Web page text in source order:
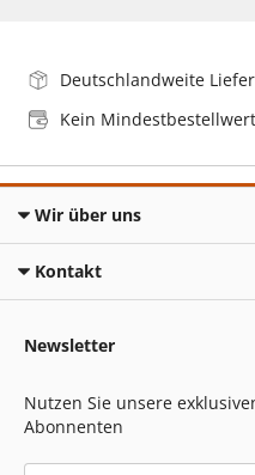
Deutschlandweite
Kein Mindestbestellwert
Wir über uns
Kontakt
Newsletter
Nutzen Sie unsere
Abonnenten